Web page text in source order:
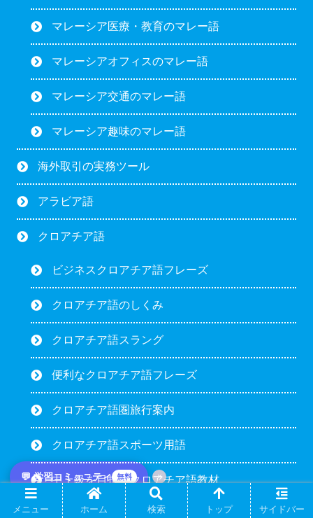
💬 学習コミュニティ 無料 ×
マレーシア医療・教育のマレー語
マレーシアオフィスのマレー語
マレーシア交通のマレー語
マレーシア趣味のマレー語
海外取引の実務ツール
アラビア語
クロアチア語
ビジネスクロアチア語フレーズ
クロアチア語のしくみ
クロアチア語スラング
便利なクロアチア語フレーズ
クロアチア語圏旅行案内
クロアチア語スポーツ用語
中上級を目指すクロアチア語教材
クロアチア語メディア
メニュー ホーム 検索 トップ サイドバー